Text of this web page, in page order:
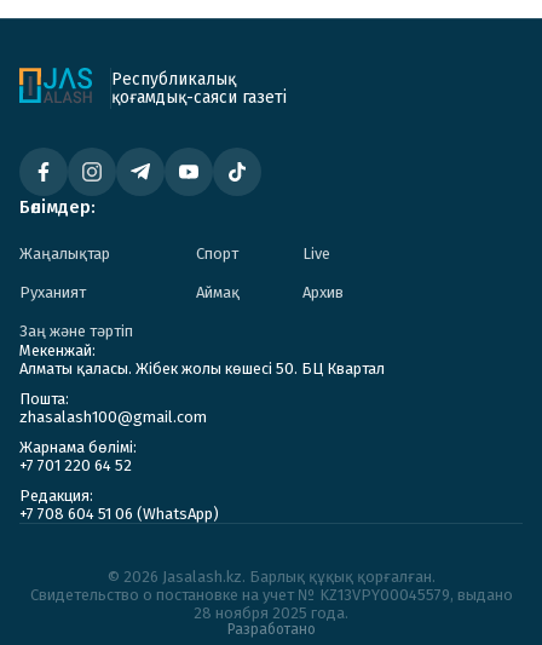
Республикалық
қоғамдық-саяси газеті
Бөлімдер:
Жаңалықтар Спорт Live
Руханият Аймақ Архив
Заң және тәртіп
Мекенжай:
Алматы қаласы. Жібек жолы көшесі 50. БЦ Квартал
Пошта:
zhasalash100@gmail.com
Жарнама бөлімі:
+7 701 220 64 52
Редакция:
+7 708 604 51 06 (WhatsApp)
© 2026 Jasalash.kz. Барлық құқық қорғалған.
Cвидетельство о постановке на учет № KZ13VPY00045579, выдано
28 ноября 2025 года.
Разработано